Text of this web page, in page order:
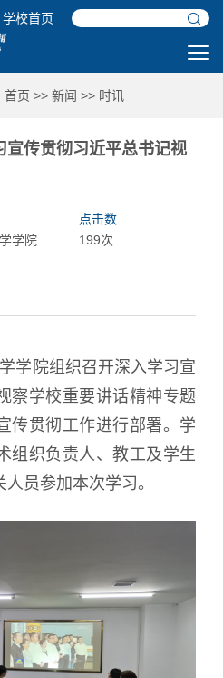
学校首页
首页 >> 新闻 >> 时讯
宣传贯彻习近平总书记视
学院
点击数
199次
学院组织召开深入学习宣
察学校重要讲话精神专题
传贯彻工作进行部署。学
组织负责人、教工及学生
员参加本次学习。